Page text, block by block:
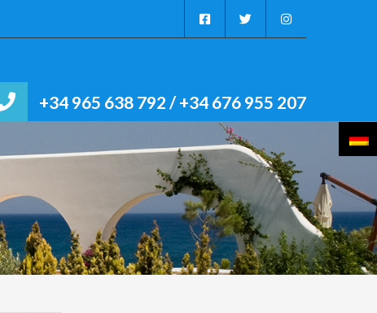
+34 965 638 792 / +34 676 955 207